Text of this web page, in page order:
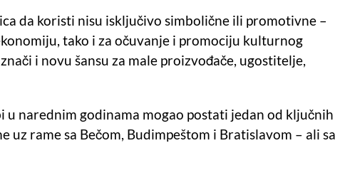
da koristi nisu isključivo simbolične ili promotivne –
tako i za očuvanje i promociju kulturnog
i novu šansu za male proizvođače, ugostitelje,
u narednim godinama mogao postati jedan od ključnih
uz rame sa Bečom, Budimpeštom i Bratislavom – ali sa